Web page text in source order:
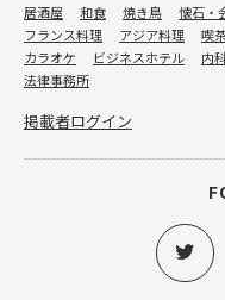
居酒屋 和食 焼き鳥 懐石・
フランス料理
アジア料理 喫
カラオケ
ビジネスホテル 内
法律事務所
掲載者ログイン